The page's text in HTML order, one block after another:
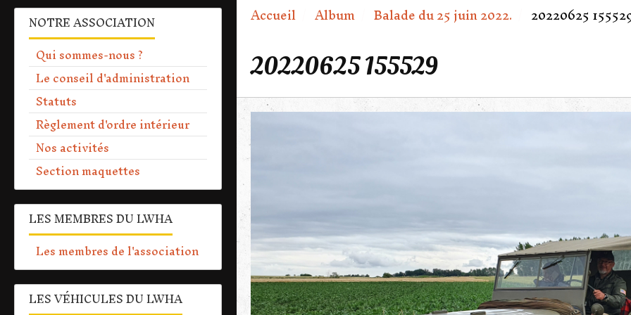
Accueil Album Balade du 25 juin 2022. 20220625
20220625 155529
NOTRE ASSOCIATION
Qui sommes-nous ?
Le conseil d'administration
Statuts
Règlement d'ordre intérieur
Nos activités
Section maquettes
LES MEMBRES DU LWHA
Les membres de l'association
LES VÉHICULES DU LWHA